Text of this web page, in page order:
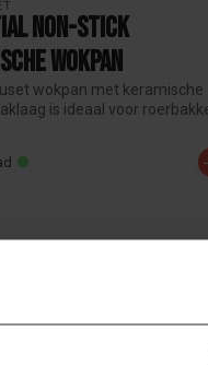
Non-Stick
Wokpan
wokpan met keramische
is ideaal voor